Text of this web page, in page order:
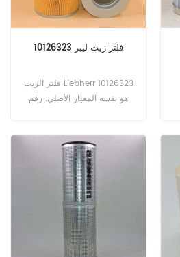
فلتر زيت ليبر 10126323
فلتر الزيت Liebherr 10126323
هو نفسه المعيار الأصلي. رقم